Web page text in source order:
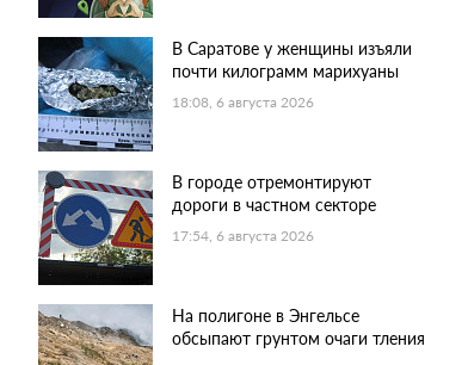
В Саратове у женщины изъяли
почти килограмм марихуаны
18:08, 6 августа 2026
В городе отремонтируют
дороги в частном секторе
17:54, 6 августа 2026
На полигоне в Энгельсе
обсыпают грунтом очаги тления